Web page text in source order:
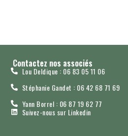
Contactez nos associés
Lou Deldique : 06 83 05 11 06
Stéphanie Gandet : 06 42 68 71 69
Yann Borrel : 06 87 19 62 77
Suivez-nous sur Linkedin